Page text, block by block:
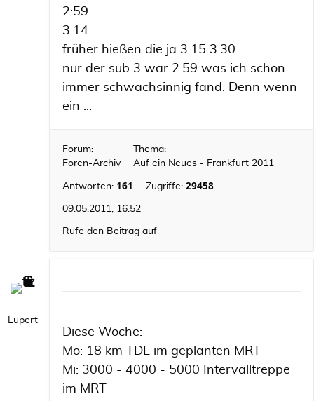
2:59
3:14
früher hießen die ja 3:15 3:30
nur der sub 3 war 2:59 was ich schon
immer schwachsinnig fand. Denn wenn
ein ...
Forum:
Foren-Archiv
Thema:
Auf ein Neues - Frankfurt 2011
Antworten: 161 Zugriffe: 29458
09.05.2011, 16:52
Rufe den Beitrag auf
Lupert
Diese Woche:
Mo: 18 km TDL im geplanten MRT
Mi: 3000 - 4000 - 5000 Intervalltreppe
im MRT